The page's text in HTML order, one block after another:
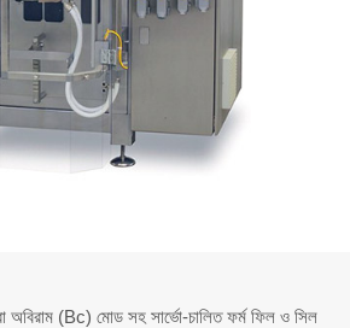
অবিরাম (Bc) মোড সহ সার্ভো-চালিত ফর্ম ফিল ও সিল